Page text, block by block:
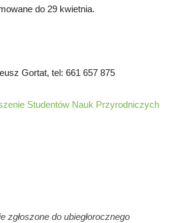
do 29 kwietnia.
Gortat, tel: 661 657 875
Studentów Nauk Przyrodniczych
zgłoszone do ubiegłorocznego